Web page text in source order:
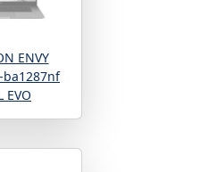
ENVY
ba1287nf
EVO